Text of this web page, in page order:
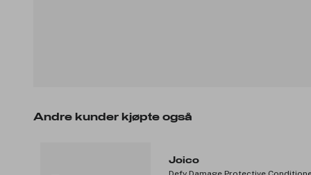
Andre kunder kjøpte også
Joico